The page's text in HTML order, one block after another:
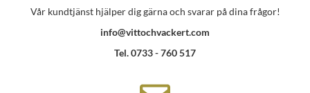
Vår kundtjänst hjälper dig gärna och svarar på dina frågor!
info@vittochvackert.com
Tel. 0733 - 760 517